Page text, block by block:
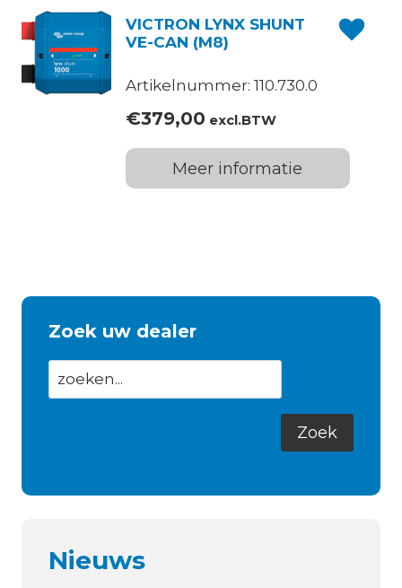
VICTRON LYNX SHUNT
VE-CAN (M8)
Artikelnummer: 110.730.0
€379,00 excl.BTW
Meer informatie
Zoek uw dealer
Nieuws